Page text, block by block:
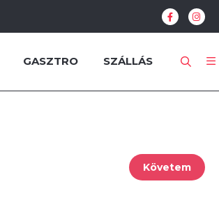
GASZTRO SZÁLLÁS
Követem